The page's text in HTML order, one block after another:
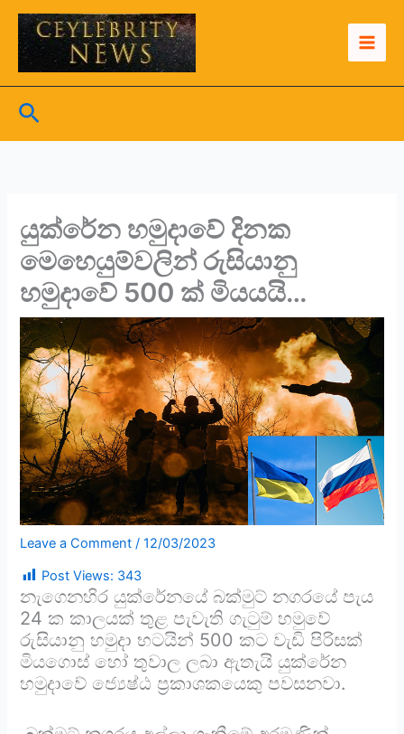
Skip
content
Search
යුක්රේන හමුදාවේ දිනක
මෙහෙයුම්වලින් රුසියානු
හමුදාවේ 500 ක් මියයයි…
Leave a Comment /12/03/2023
Post Views: 343
නැගෙනහිර යුක්රේනයේ බක්මුට් නගරයේ පැය
24 ක කාලයක් තුළ පැවැති ගැටුම් හමුවේ
රුසියානු හමුදා භටයින් 500 කට වැඩි පිරිසක්
මියගොස් හෝ තුවාල ලබා ඇතැයි යුක්රේන
හමුදාවේ ජ්‍යෙෂ්ඨ ප්‍රකාශකයෙකු පවසනවා.